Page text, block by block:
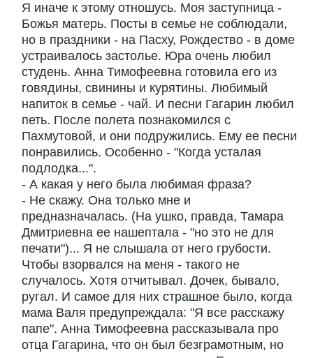
Я иначе к этому отношусь. Моя заступница -
Божья матерь. Посты в семье не соблюдали,
но в праздники - на Пасху, Рождество - в доме
устраивалось застолье. Юра очень любил
студень. Анна Тимофеевна готовила его из
говядины, свинины и курятины. Любимый
напиток в семье - чай. И песни Гагарин любил
петь. После полета познакомился с
Пахмутовой, и они подружились. Ему ее песни
понравились. Особенно - "Когда усталая
подлодка...".
- А какая у него была любимая фраза?
- Не скажу. Она только мне и
предназначалась. (На ушко, правда, Тамара
Дмитриевна ее нашептала - "но это не для
печати")... Я не слышала от него грубости.
Чтобы взорвался на меня - такого не
случалось. Хотя отчитывал. Дочек, бывало,
ругал. И самое для них страшное было, когда
мама Валя предупреждала: "Я все расскажу
папе". Анна Тимофеевна рассказывала про
отца Гагарина, что он был безграмотным, но